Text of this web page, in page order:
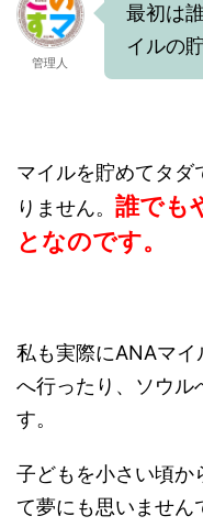
管理人
最初は
イルの
マイルを貯めてタダ
りません。 誰でも
となのです。
私も実際にANAマ
へ行ったり、ソウル
す。
子どもを小さい頃か
て夢にも思いません